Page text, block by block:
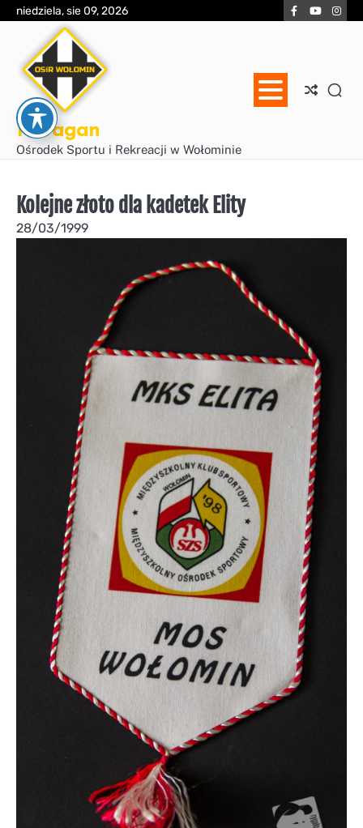
Skip
content
niedziela, sie 09, 2026 Facebook
YouTube
Huragan
Ośrodek Sportu i Rekreacji w Wołominie
Kolejne złoto dla kadetek Elity
28/03/1999